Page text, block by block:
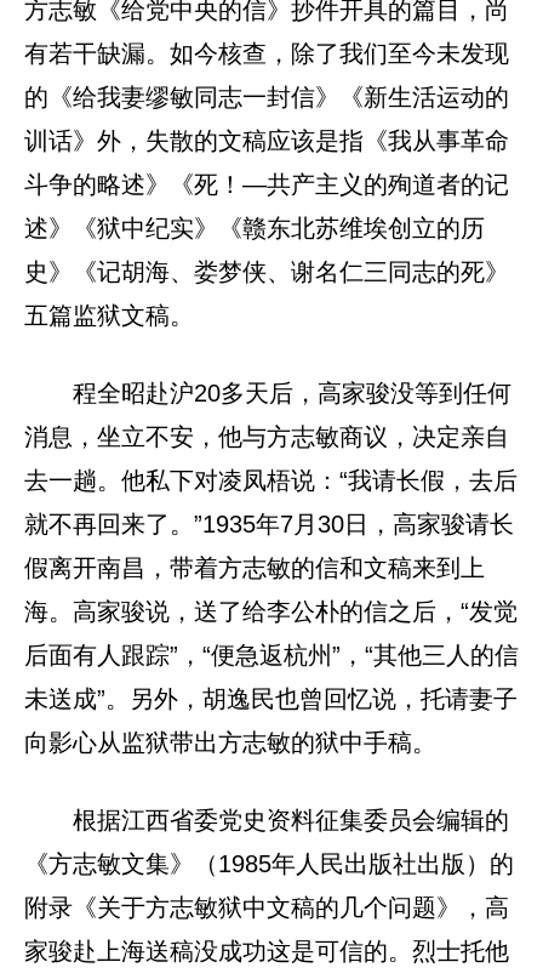
方志敏《给党中央的信》抄件开具的篇目，尚
有若干缺漏。如今核查，除了我们至今未发现
的《给我妻缪敏同志一封信》《新生活运动的
训话》外，失散的文稿应该是指《我从事革命
斗争的略述》《死！—共产主义的殉道者的记
述》《狱中纪实》《赣东北苏维埃创立的历
史》《记胡海、娄梦侠、谢名仁三同志的死》
五篇监狱文稿。
程全昭赴沪20多天后，高家骏没等到任何
消息，坐立不安，他与方志敏商议，决定亲自
去一趟。他私下对凌凤梧说：“我请长假，去后
就不再回来了。”1935年7月30日，高家骏请长
假离开南昌，带着方志敏的信和文稿来到上
海。高家骏说，送了给李公朴的信之后，“发觉
后面有人跟踪”，“便急返杭州”，“其他三人的信
未送成”。另外，胡逸民也曾回忆说，托请妻子
向影心从监狱带出方志敏的狱中手稿。
根据江西省委党史资料征集委员会编辑的
《方志敏文集》（1985年人民出版社出版）的
附录《关于方志敏狱中文稿的几个问题》，高
家骏赴上海送稿没成功这是可信的。烈士托他